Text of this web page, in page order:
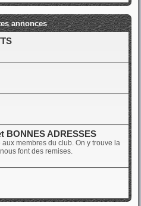
annonces
BONNES ADRESSES
membres du club. On y trouve la
font des remises.